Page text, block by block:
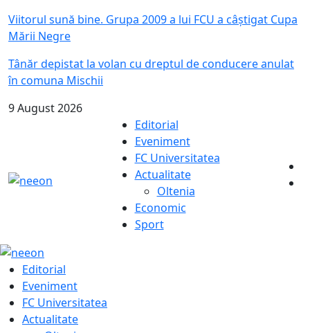
Viitorul sună bine. Grupa 2009 a lui FCU a câștigat Cupa
Mării Negre
Tânăr depistat la volan cu dreptul de conducere anulat
în comuna Mischii
9 August 2026
Editorial
Eveniment
FC Universitatea
Actualitate
Oltenia
Economic
Sport
Editorial
Eveniment
FC Universitatea
Actualitate